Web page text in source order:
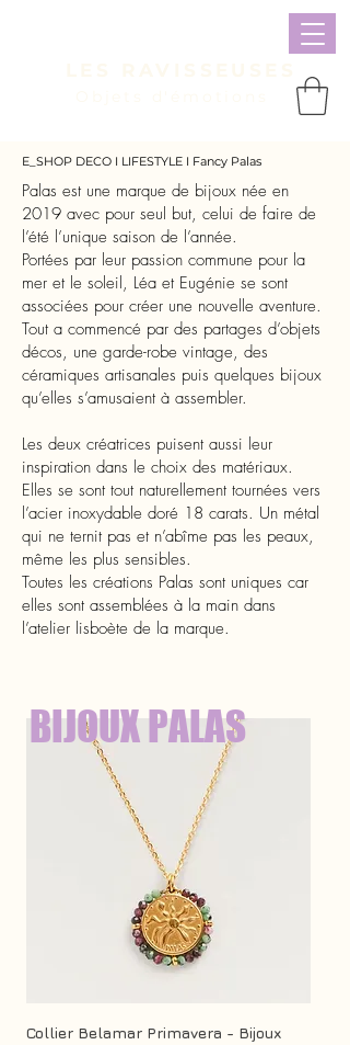
E_SHOP DECO I LIFESTYLE I Fancy Palas
Palas est une marque de bijoux née en
2019 avec pour seul but, celui de faire de
l’été l’unique saison de l’année.
Portées par leur passion commune pour la
mer et le soleil, Léa et Eugénie se sont
associées pour créer une nouvelle aventure.
Tout a commencé par des partages d’objets
décos, une garde-robe vintage, des
céramiques artisanales puis quelques bijoux
qu’elles s’amusaient à assembler.
Les deux créatrices puisent aussi leur
inspiration dans le choix des matériaux.
Elles se sont tout naturellement tournées vers
l’acier inoxydable doré 18 carats. Un métal
qui ne ternit pas et n’abîme pas les peaux,
même les plus sensibles.
Toutes les créations Palas sont uniques car
elles sont assemblées à la main dans
l’atelier lisboète de la marque.
Collier Belamar Primavera - Bijoux
BIJOUX PALAS